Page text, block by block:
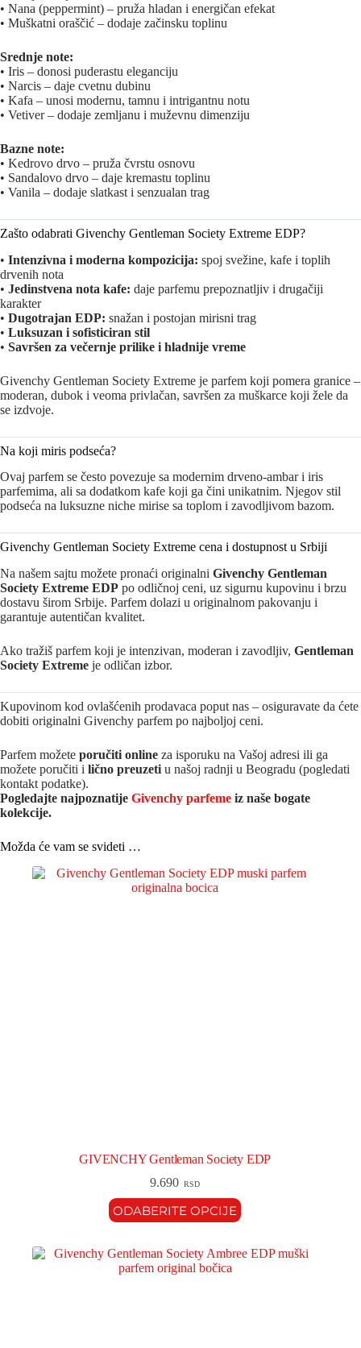
• Nana (peppermint) – pruža hladan i energičan efekat
• Muškatni oraščić – dodaje začinsku toplinu
Srednje note:
• Iris – donosi puderastu eleganciju
• Narcis – daje cvetnu dubinu
• Kafa – unosi modernu, tamnu i intrigantnu notu
• Vetiver – dodaje zemljanu i muževnu dimenziju
Bazne note:
• Kedrovo drvo – pruža čvrstu osnovu
• Sandalovo drvo – daje kremastu toplinu
• Vanila – dodaje slatkast i senzualan trag
Zašto odabrati Givenchy Gentleman Society Extreme EDP?
• Intenzivna i moderna kompozicija: spoj svežine, kafe i toplih
drvenih nota
• Jedinstvena nota kafe: daje parfemu prepoznatljiv i drugačiji
karakter
• Dugotrajan EDP: snažan i postojan mirisni trag
• Luksuzan i sofisticiran stil
• Savršen za večernje prilike i hladnije vreme
Givenchy Gentleman Society Extreme je parfem koji pomera granice –
moderan, dubok i veoma privlačan, savršen za muškarce koji žele da
se izdvoje.
Na koji miris podseća?
Ovaj parfem se često povezuje sa modernim drveno-ambar i iris
parfemima, ali sa dodatkom kafe koji ga čini unikatnim. Njegov stil
podseća na luksuzne niche mirise sa toplom i zavodljivom bazom.
Givenchy Gentleman Society Extreme cena i dostupnost u Srbiji
Na našem sajtu možete pronaći originalni Givenchy Gentleman
Society Extreme EDP po odličnoj ceni, uz sigurnu kupovinu i brzu
dostavu širom Srbije. Parfem dolazi u originalnom pakovanju i
garantuje autentičan kvalitet.
Ako tražiš parfem koji je intenzivan, moderan i zavodljiv, Gentleman
Society Extreme je odličan izbor.
Kupovinom kod ovlašćenih prodavaca poput nas – osiguravate da ćete
dobiti originalni Givenchy parfem po najboljoj ceni.
Parfem možete poručiti online za isporuku na Vašoj adresi ili ga
možete poručiti i lično preuzeti u našoj radnji u Beogradu (pogledati
kontakt podatke).
Pogledajte najpoznatije Givenchy parfeme iz naše bogate
kolekcije.
Možda će vam se svideti …
GIVENCHY Gentleman Society EDP
9.690 RSD
ODABERITE OPCIJE